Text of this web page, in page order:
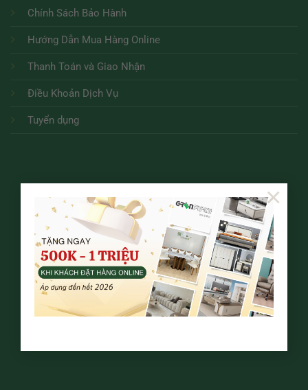
×
Chính Sách Bảo Hành
Hướng Dẫn Mua Hàng Online
Thanh Toán và Giao Nhận
Điều Khoản Dịch Vụ
Tuyển dụng